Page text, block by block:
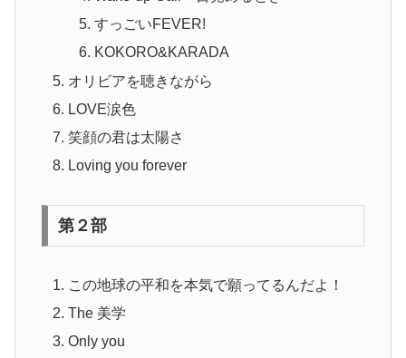
すっごいFEVER!
KOKORO&KARADA
オリビアを聴きながら
LOVE涙色
笑顔の君は太陽さ
Loving you forever
第２部
この地球の平和を本気で願ってるんだよ！
The 美学
Only you